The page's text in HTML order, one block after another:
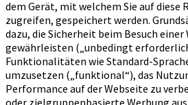
dem Gerät, mit welchem Sie auf diese
zugreifen, gespeichert werden.
dazu, die Sicherheit beim Besuch einer
gewährleisten („unbedingt
Funktionalitäten wie Standard-
umzusetzen („funktional“), das
Performance auf der Webseite zu